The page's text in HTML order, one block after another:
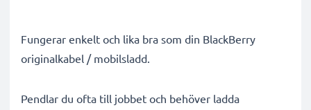
Fungerar enkelt och lika bra som din BlackBerry
originalkabel / mobilsladd.
Pendlar du ofta till jobbet och behöver ladda